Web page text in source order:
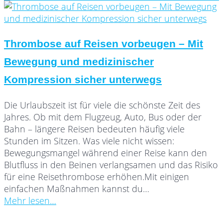
Thrombose auf Reisen vorbeugen – Mit
Bewegung und medizinischer
Kompression sicher unterwegs
Die Urlaubszeit ist für viele die schönste Zeit des
Jahres. Ob mit dem Flugzeug, Auto, Bus oder der
Bahn – längere Reisen bedeuten häufig viele
Stunden im Sitzen. Was viele nicht wissen:
Bewegungsmangel während einer Reise kann den
Blutfluss in den Beinen verlangsamen und das Risiko
für eine Reisethrombose erhöhen.Mit einigen
einfachen Maßnahmen kannst du…
Mehr lesen…